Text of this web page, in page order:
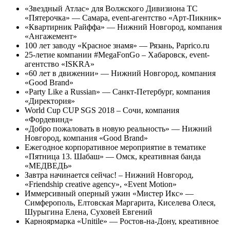
«Звездный Атлас» для Волжского Дивизиона ТС
«Пятерочка» — Самара, event-агентство «Арт-Пикник»
«Квартирник Райффа» — Нижний Новгород, компания
«Ангажемент»
100 лет заводу «Красное знамя» — Рязань, Paprico.ru
25-летие компании #MegaFonGo – Хабаровск, event-
агентство «ISKRA»
«60 лет в движении» — Нижний Новгород, компания
«Good Brand»
«Party Like a Russian» — Санкт-Петербург, компания
«Директория»
World Cup CUP SGS 2018 – Сочи, компания
«Фордевинд»
«Добро пожаловать в новую реальность» — Нижний
Новгород, компания «Good Brand»
Ежегодное корпоративное мероприятие в тематике
«Пятница 13. Шабаш» — Омск, креативная банда
«МЕДВЕДЬ»
Завтра начинается сейчас! – Нижний Новгород,
«Friendship creative agency», «Event Motion»
Иммерсивный оперный ужин «Мистер Икс» —
Симферополь, Елтовская Маргарита, Киселева Олеся,
Шурыгина Елена, Суховей Евгений
Карноярмарка «Unitile» — Ростов-на-Дону, креативное